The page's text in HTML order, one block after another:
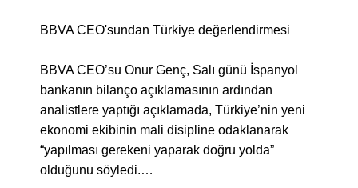
BBVA CEO'sundan Türkiye değerlendirmesi
BBVA CEO’su Onur Genç, Salı günü İspanyol
bankanın bilanço açıklamasının ardından
analistlere yaptığı açıklamada, Türkiye’nin yeni
ekonomi ekibinin mali disipline odaklanarak
“yapılması gerekeni yaparak doğru yolda”
olduğunu söyledi.…